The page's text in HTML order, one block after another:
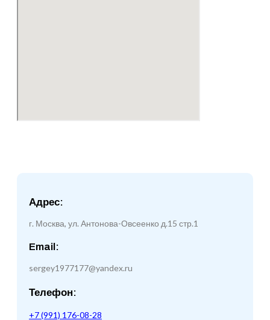
Адрес:
г. Москва, ул. Антонова-Овсеенко д.15 стр.1
Email:
sergey1977177@yandex.ru
Телефон:
+7 (991) 176-08-28